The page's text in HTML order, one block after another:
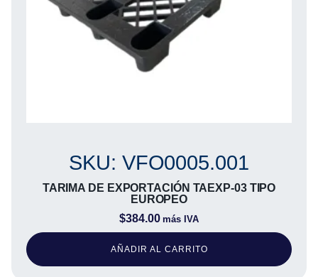
SKU: VFO0005.001
TARIMA DE EXPORTACIÓN TAEXP-03 TIPO
EUROPEO
$384.00 más IVA
AÑADIR AL CARRITO